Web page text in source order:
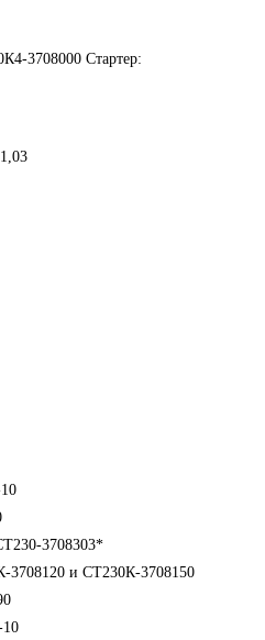
3708000 Стартер:
3708303*
и СТ230К-3708150